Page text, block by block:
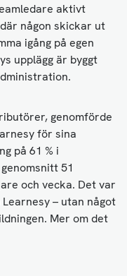
aktivt
någon skickar ut
igång på egen
upplägg är byggt
genomförde
för sina
på 61 % i
51
och vecka. Det var
– utan något
Mer om det